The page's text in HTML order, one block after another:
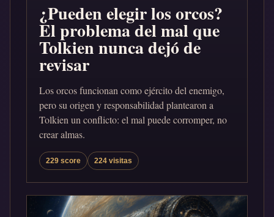
¿Pueden elegir los orcos?
El problema del mal que
Tolkien nunca dejó de
revisar
Los orcos funcionan como ejército del enemigo,
pero su origen y responsabilidad plantearon a
Tolkien un conflicto: el mal puede corromper, no
crear almas.
229 score 224 visitas